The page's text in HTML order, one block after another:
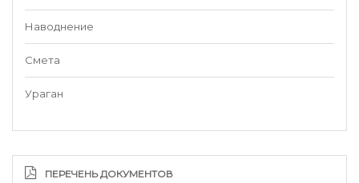
Наводнение
Смета
Ураган
ПЕРЕЧЕНЬ ДОКУМЕНТОВ